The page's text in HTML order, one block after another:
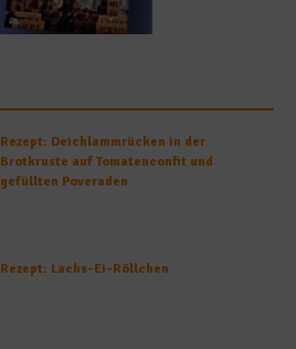
Rezept: Deichlammrücken in der
Brotkruste auf Tomatenconfit und
gefüllten Poveraden
Rezept: Lachs-Ei-Röllchen